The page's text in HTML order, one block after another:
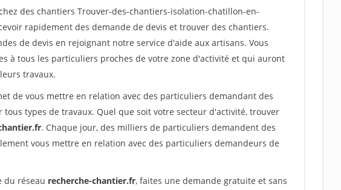
des chantiers Trouver-des-chantiers-isolation-chatillon-en-
rapidement des demande de devis et trouver des chantiers.
de devis en rejoignant notre service d'aide aux artisans. Vous
à tous les particuliers proches de votre zone d'activité et qui auront
travaux.
de vous mettre en relation avec des particuliers demandant des
tous types de travaux. Quel que soit votre secteur d'activité, trouver
. Chaque jour, des milliers de particuliers demandent des
vous mettre en relation avec des particuliers demandeurs de
du réseau recherche-chantier.fr, faites une demande gratuite et sans